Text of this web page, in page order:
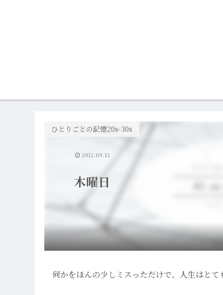
木曜日
ひとりごとの記憶20s-30s
2012.09.13
何かをほんの少しミスっただけで、人生はとて